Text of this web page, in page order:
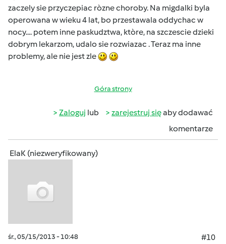
zaczely sie przyczepiac ròzne choroby. Na migdalki byla
operowana w wieku 4 lat, bo przestawala oddychac w
nocy.... potem inne paskudztwa, ktòre, na szczescie dzieki
dobrym lekarzom, udalo sie rozwiazac . Teraz ma inne
problemy, ale nie jest zle
Góra strony
Zaloguj lub zarejestruj sięaby dodawać
komentarze
ElaK (niezweryfikowany)
śr., 05/15/2013 - 10:48
#10